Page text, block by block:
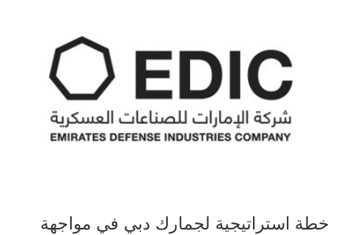
خطة استراتيجية لجمارك دبي في مواجهة